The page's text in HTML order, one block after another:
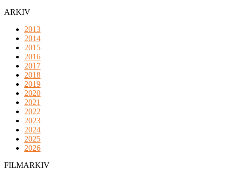
ARKIV
2013
2014
2015
2016
2017
2018
2019
2020
2021
2022
2023
2024
2025
2026
FILMARKIV